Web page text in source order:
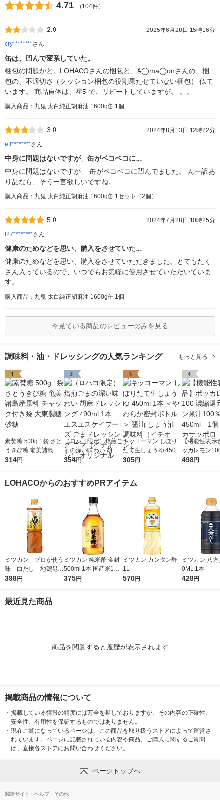
4.71 （104件）
2.0
2025年6月28日 15時16分
cry********さん
缶は、凹んで変系していた。
梱包の問題かと。LOHACOさんの梱包と、A◯ma◯onさんの、梱
包の、不適切さ（クッション梱包の役割果たせていない梱包） 似て
います。 商品自体は、星5 で、リピートしていますが。 。。
購入商品：九鬼 太白純正胡麻油 1600g缶 1個
3.0
2024年8月13日 12時22分
ett********さん
中身に問題はないですが、缶がベコベコに…
中身に問題はないですが、 缶がベコベコに凹んでました。 んー訳あ
り品なら、そう一言欲しいですね。
購入商品：九鬼 太白純正胡麻油 1600g缶 1セット（2個）
5.0
2024年7月28日 10時25分
f27********さん
健康のためなどを思い、購入をさせていた…
健康のためなどを思い、購入をさせていただきました。とてもたく
さん入っているので、いつでもお気軽に使用させていただいていま
す。
購入商品：九鬼 太白純正胡麻油 1600g缶 1個
今見ている商品のレビューのみを見る
調味料・油・ドレッシングの人気ランキング もっと見る
1
素焚糖 500g 1袋 さと
うきび糖 奄美諸島産
原料 チャック付き袋
314円
2
（ロハコ限定）焙煎ご
まの深い味わい 胡麻
ドレッシング 490ml 1
ゴマ（イチオシ） オ
354円
3
キッコーマン しぼり
たて生しょうゆ 450m
l 1本 ＜やわらか密封
シ）
305円
4
【機能性表示
ッカレモン
元レモン果汁
498円
LOHACOからのおすすめPRアイテム
ミツカン プロが使う
味 白だし 地鶏昆
布 1L（1000ml）
398円
ミツカン 純米酢 金封
500ml 1本 国産米10
0％ 米酢 食酢
375円
ミツカン カンタン酢
1L
570円
ミツカン 八
0ML 1本
428円
最近見た商品
商品を閲覧すると履歴が表示されます
掲載商品の情報について
・ 掲載している情報の精度には万全を期しておりますが、その内容の正確性、
安全性、有用性を保証するものではありません。
・ 現在ご覧になっているページは、この商品を取り扱うストアによって運営さ
れています。ページに記載されている内容や商品、ご購入に関するご質問
は、直接各ストアにお問い合わせください。
ページトップへ
関連サイト・ヘルプ・その他